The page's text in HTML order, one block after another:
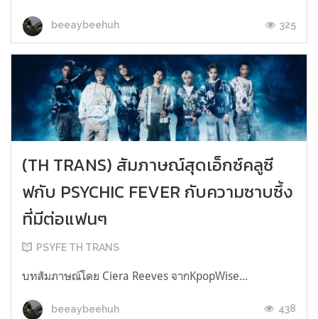
beeaybeehuh 325
(TH TRANS) สัมภาษณ์สุดเอ็กซ์คลูซี
ฟกับ PSYCHIC FEVER กับความซาบซึ้ง
ที่มีต่อแฟนๆ
PSYFE TH TRANS
บทสัมภาษณ์โดย Ciera Reeves จากKpopWise...
beeaybeehuh 438